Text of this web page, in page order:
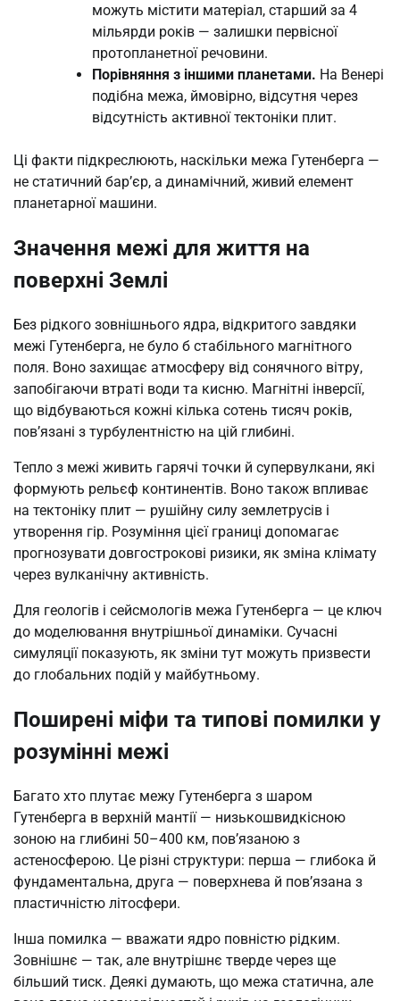
можуть містити матеріал, старший за 4
мільярди років — залишки первісної
протопланетної речовини.
Порівняння з іншими планетами. На Венері
подібна межа, ймовірно, відсутня через
відсутність активної тектоніки плит.
Ці факти підкреслюють, наскільки межа Гутенберга —
не статичний бар’єр, а динамічний, живий елемент
планетарної машини.
Значення межі для життя на
поверхні Землі
Без рідкого зовнішнього ядра, відкритого завдяки
межі Гутенберга, не було б стабільного магнітного
поля. Воно захищає атмосферу від сонячного вітру,
запобігаючи втраті води та кисню. Магнітні інверсії,
що відбуваються кожні кілька сотень тисяч років,
пов’язані з турбулентністю на цій глибині.
Тепло з межі живить гарячі точки й супервулкани, які
формують рельєф континентів. Воно також впливає
на тектоніку плит — рушійну силу землетрусів і
утворення гір. Розуміння цієї границі допомагає
прогнозувати довгострокові ризики, як зміна клімату
через вулканічну активність.
Для геологів і сейсмологів межа Гутенберга — це ключ
до моделювання внутрішньої динаміки. Сучасні
симуляції показують, як зміни тут можуть призвести
до глобальних подій у майбутньому.
Поширені міфи та типові помилки у
розумінні межі
Багато хто плутає межу Гутенберга з шаром
Гутенберга в верхній мантії — низькошвидкісною
зоною на глибині 50–400 км, пов’язаною з
астеносферою. Це різні структури: перша — глибока й
фундаментальна, друга — поверхнева й пов’язана з
пластичністю літосфери.
Інша помилка — вважати ядро повністю рідким.
Зовнішнє — так, але внутрішнє тверде через ще
більший тиск. Деякі думають, що межа статична, але